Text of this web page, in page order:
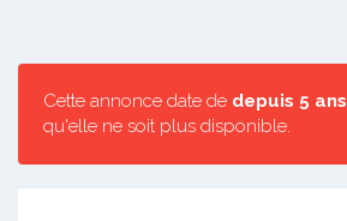
Cette annonce date de depuis 5 ans
qu'elle ne soit plus disponible.